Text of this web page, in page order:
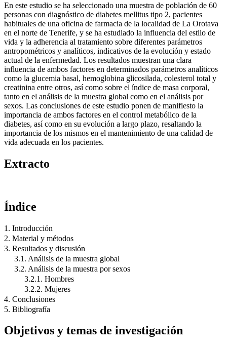
En este estudio se ha seleccionado una muestra de población de 60
personas con diagnóstico de diabetes mellitus tipo 2, pacientes
habituales de una oficina de farmacia de la localidad de La Orotava
en el norte de Tenerife, y se ha estudiado la influencia del estilo de
vida y la adherencia al tratamiento sobre diferentes parámetros
antropométricos y analíticos, indicativos de la evolución y estado
actual de la enfermedad. Los resultados muestran una clara
influencia de ambos factores en determinados parámetros analíticos
como la glucemia basal, hemoglobina glicosilada, colesterol total y
creatinina entre otros, así como sobre el índice de masa corporal,
tanto en el análisis de la muestra global como en el análisis por
sexos. Las conclusiones de este estudio ponen de manifiesto la
importancia de ambos factores en el control metabólico de la
diabetes, así como en su evolución a largo plazo, resaltando la
importancia de los mismos en el mantenimiento de una calidad de
vida adecuada en los pacientes.
Extracto
Índice
1. Introducción
2. Material y métodos
3. Resultados y discusión
3.1. Análisis de la muestra global
3.2. Análisis de la muestra por sexos
3.2.1. Hombres
3.2.2. Mujeres
4. Conclusiones
5. Bibliografía
Objetivos y temas de investigación